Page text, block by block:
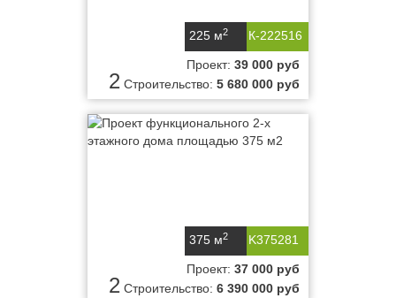
К-222516
225 м2
2
Проект: 39 000 руб
Строительство: 5 680 000 руб
K375281
375 м2
2
Проект: 37 000 руб
Строительство: 6 390 000 руб